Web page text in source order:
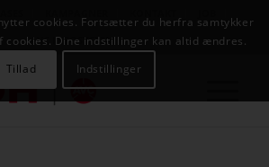
AVC INFOSYSTEM
cookies. Fortsætter du herfra samtykker
cookies. Dine indstillinger kan altid ændres.
Tillad
Indstillinger